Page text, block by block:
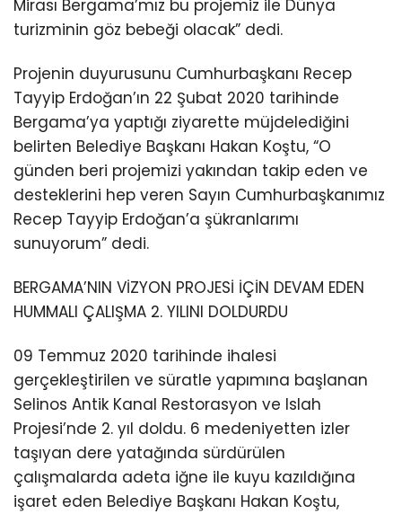
Mirası Bergama’mız bu projemiz ile Dünya
turizminin göz bebeği olacak” dedi.
Projenin duyurusunu Cumhurbaşkanı Recep
Tayyip Erdoğan’ın 22 Şubat 2020 tarihinde
Bergama’ya yaptığı ziyarette müjdelediğini
belirten Belediye Başkanı Hakan Koştu, “O
günden beri projemizi yakından takip eden ve
desteklerini hep veren Sayın Cumhurbaşkanımız
Recep Tayyip Erdoğan’a şükranlarımı
sunuyorum” dedi.
BERGAMA’NIN VİZYON PROJESİ İÇİN DEVAM EDEN
HUMMALI ÇALIŞMA 2. YILINI DOLDURDU
09 Temmuz 2020 tarihinde ihalesi
gerçekleştirilen ve süratle yapımına başlanan
Selinos Antik Kanal Restorasyon ve Islah
Projesi’nde 2. yıl doldu. 6 medeniyetten izler
taşıyan dere yatağında sürdürülen
çalışmalarda adeta iğne ile kuyu kazıldığına
işaret eden Belediye Başkanı Hakan Koştu,